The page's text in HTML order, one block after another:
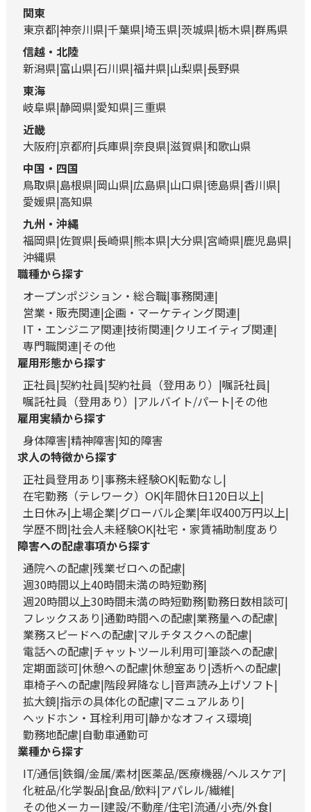
関東
東京都 神奈川県 千葉県 埼玉県 茨城県 栃木県 群馬県
信越・北陸
新潟県 富山県 石川県 福井県 山梨県 長野県
東海
岐阜県 静岡県 愛知県 三重県
近畿
大阪府 京都府 兵庫県 奈良県 滋賀県 和歌山県
中国・四国
鳥取県 島根県 岡山県 広島県 山口県 徳島県 香川県
愛媛県 高知県
九州・沖縄
福岡県 佐賀県 長崎県 熊本県 大分県 宮崎県 鹿児島県
沖縄県
職種から探す
オープンポジション・総合職 事務関連
営業・販売関連 企画・マーケティング関連
IT・エンジニア関連 技術関連 クリエイティブ関連
専門職関連 その他
雇用形態から探す
正社員 契約社員 契約社員（登用あり）
嘱託社員
嘱託社員（登用あり）
アルバイト/パート その他
雇用実績から探す
身体障害 精神障害 知的障害
求人の特徴から探す
正社員登用あり 事務未経験OK 転勤なし
在宅勤務（テレワーク）OK 年間休日120日以上
土日休み 上場企業 グローバル企業 年収400万円以上
学歴不問 社会人未経験OK 社宅・家賃補助制度あり
障害への配慮事項から探す
通院への配慮 残業ゼロへの配慮
週30時間以上40時間未満の時短勤務
週20時間以上30時間未満の時短勤務 勤務日数相談可
フレックスあり 通勤時間への配慮 業務量への配慮
業務スピードへの配慮 マルチタスクへの配慮
電話への配慮 チャットツール利用可 筆談への配慮
定期面談可 休憩への配慮 休憩室あり 透析への配慮
車椅子への配慮 階段昇降なし 音声読み上げソフト
拡大鏡 指示の具体化の配慮 マニュアルあり
ヘッドホン・耳栓利用可 静かなオフィス環境
勤務地配慮 自動車通勤可
業種から探す
IT/通信 鉄鋼/金属/素材 医薬品/医療機器/ヘルスケア
化粧品/化学製品 食品/飲料 アパレル/繊維
その他メーカー 建設/不動産/住宅 流通/小売/外食